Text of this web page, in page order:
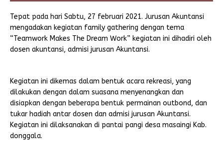
Tepat pada hari Sabtu, 27 februari 2021. Jurusan Akuntansi
mengadakan kegiatan family gathering dengan tema
“Teamwork Makes The Dream Work” kegiatan ini dihadiri oleh
dosen akuntansi, admisi jurusan Akuntansi.
Kegiatan ini dikemas dalam bentuk acara rekreasi, yang
dilakukan dengan dalam suasana menyenangkan dan
disiapkan dengan beberapa bentuk permainan outbond, dan
tukar hadiah antar dosen dan admisi jurusan Akuntansi.
Kegiatan ini dilaksanakan di pantai pangi desa masaingi Kab.
donggala.